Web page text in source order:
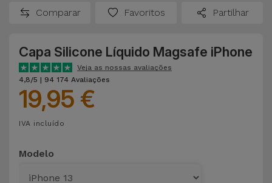
Comparar Favoritos Partilhar
Capa Silicone Líquido Magsafe iPhone
Veja as nossas avaliações
4,8/5 | 94 174 Avaliações
19,95 €
IVA incluído
Modelo